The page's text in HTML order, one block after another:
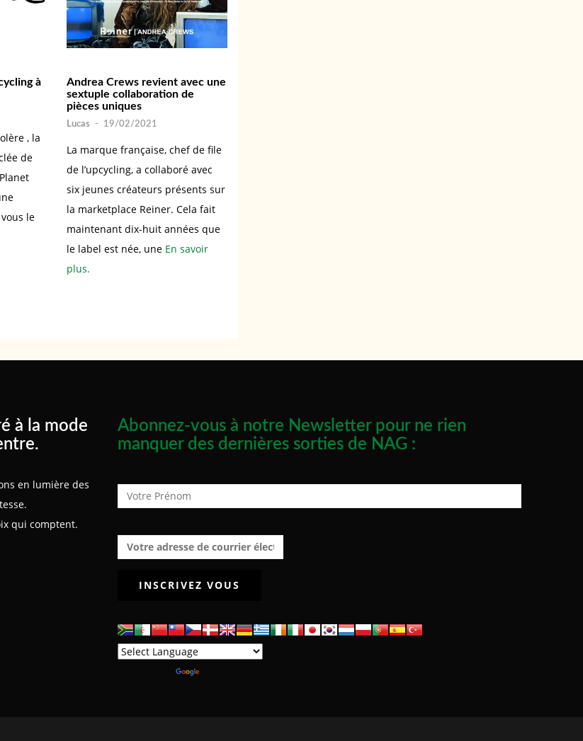
à
, la
de
le
Andrea Crews revient avec une
sextuple collaboration de
pièces uniques
Lucas - 19/02/2021
La marque française, chef de file
de l’upcycling, a collaboré avec
six jeunes créateurs présents sur
la marketplace Reiner. Cela fait
maintenant dix-huit années que
le label est née, une En savoir
plus.
à la mode
en lumière des
qui comptent.
Abonnez-vous à notre Newsletter pour ne rien
manquer des dernières sorties de NAG :